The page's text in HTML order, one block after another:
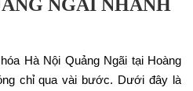
NGÃI NHANH
Hà Nội Quảng Ngãi tại Hoàng
chỉ qua vài bước. Dưới đây là